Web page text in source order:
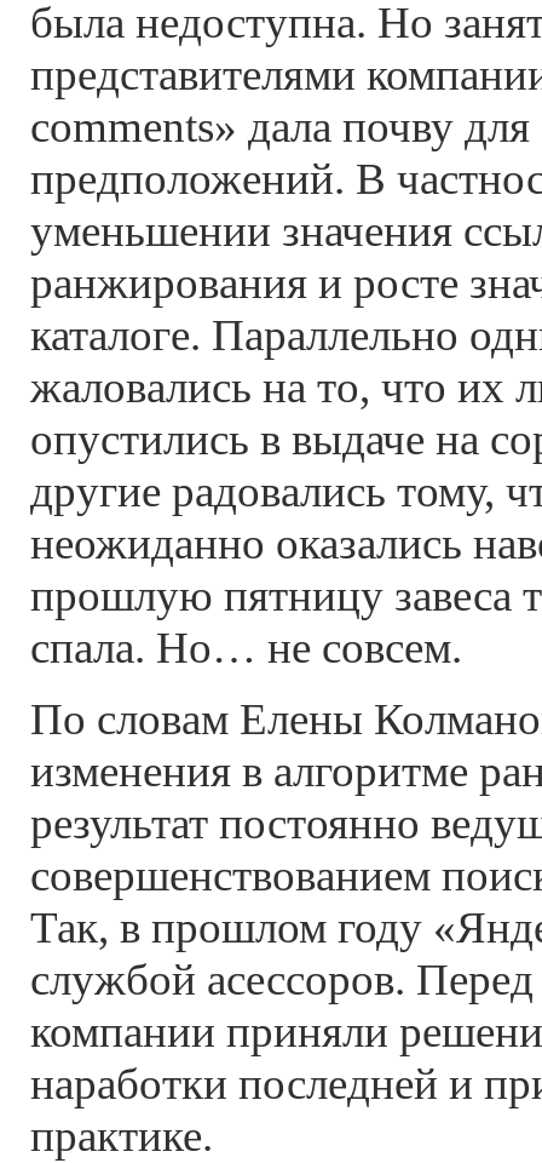
была недоступна. Но
представителями
comments» дала почву
предположений. В
уменьшении значения
ранжирования и росте
каталоге. Параллельно
жаловались на то, что их
опустились в выдаче на
другие радовались тому,
неожиданно оказались
прошлую пятницу завеса
спала. Но… не совсем.
По словам Елены
изменения в алгоритме
результат постоянно
совершенствованием
Так, в прошлом году
службой асессоров.
компании приняли
наработки последней и
практике.